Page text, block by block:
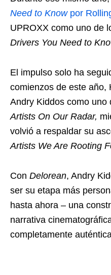
Need to Knowpor
UPROXX como uno de
Drivers You Need to
El impulso solo ha
comienzos de este año,
Andry Kiddos como uno
Artists On Our Radar,
volvió a respaldar su
Artists We Are Rooting
Con Delorean, Andry
ser su etapa más
hasta ahora – una
narrativa
completamente